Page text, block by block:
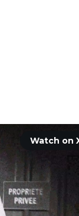
Watch on